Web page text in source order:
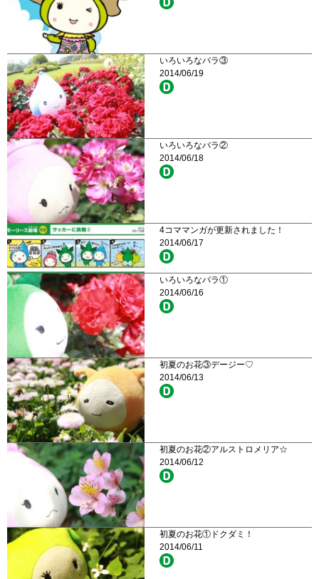
いろいろなバラ③
2014/06/19
いろいろなバラ②
2014/06/18
4コママンガが更新されました！
2014/06/17
いろいろなバラ①
2014/06/16
初夏のお花③デージー♡
2014/06/13
初夏のお花②アルストロメリア☆
2014/06/12
初夏のお花①ドクダミ！
2014/06/11